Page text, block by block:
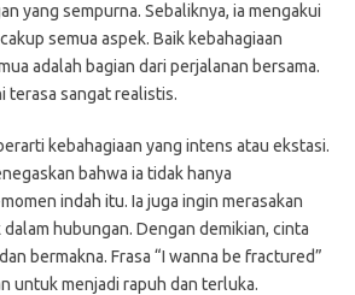
yang sempurna. Sebaliknya, ia mengakui
semua aspek. Baik kebahagiaan
adalah bagian dari perjalanan bersama.
terasa sangat realistis.
kebahagiaan yang intens atau ekstasi.
bahwa ia tidak hanya
indah itu. Ia juga ingin merasakan
hubungan. Dengan demikian, cinta
bermakna. Frasa “I wanna be fractured”
untuk menjadi rapuh dan terluka.